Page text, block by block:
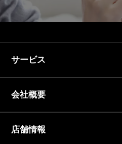
サービス
会社概要
店舗情報